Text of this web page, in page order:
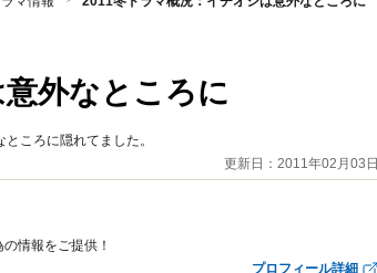
外なところに
ころに隠れてました。
更新日：2011年02月03日
情報をご提供！
プロフィール詳細